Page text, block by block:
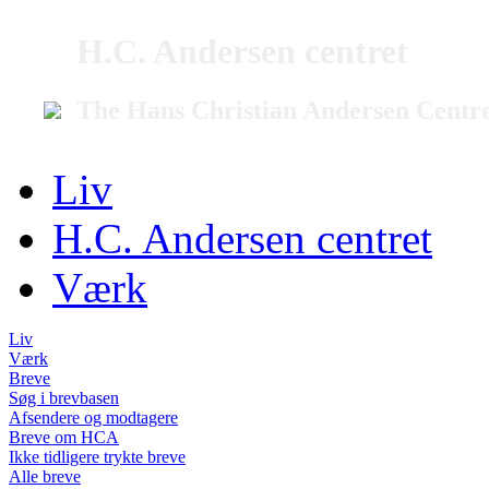
Liv
H.C. Andersen centret
Værk
Liv
Værk
Breve
Søg i brevbasen
Afsendere og modtagere
Breve om HCA
Ikke tidligere trykte breve
Alle breve